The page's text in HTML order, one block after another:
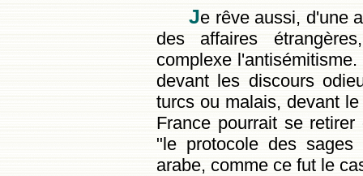
Je rêve aussi, d'une
des affaires
complexe
devant les discours
turcs ou malais, devant
France pourrait se
"le protocole des
arabe, comme ce fut le